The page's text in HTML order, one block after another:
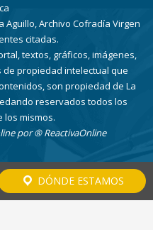
Archivo Cofradía Virgen
citadas.
textos, gráficos, imágenes,
propiedad intelectual que
son propiedad de La
reservados todos los
los mismos.
por® ReactivaOnline
DÓNDE ESTAMOS